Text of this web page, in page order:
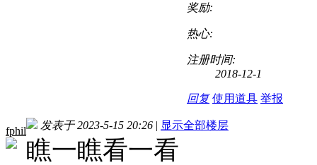
奖励:
热心:
注册时间:
2018-12-1
回复 使用道具 举报
fphil 发表于 2023-5-15 20:26 | 显示全部楼层
瞧一瞧看一看